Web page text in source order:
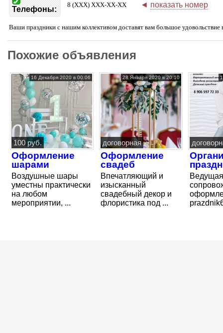
Телефоны:
8 (XXX) XXX-XX-XX ◄ показать номер
Ваши праздники с нашим коллективом доставят вам большое удовольствие
Похожие объявления
16 Декабря 2020 в 00:06
100 руб.
Оформление
шарами
Воздушные шары
уместны практически
на любом
мероприятии, ...
28 Января 2020 в 20:10
договорная
Оформление
свадеб
Впечатляющий и
изысканный
свадебный декор и
флористика под ...